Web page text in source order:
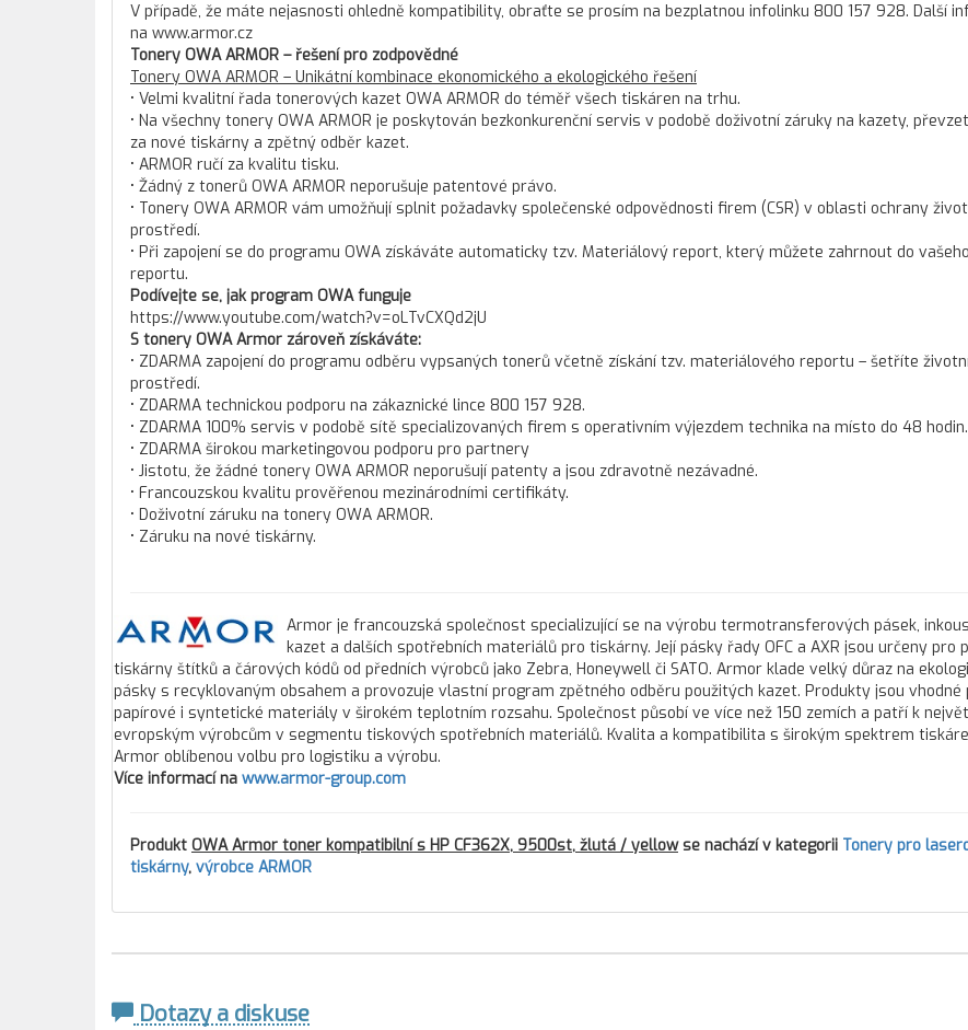
V případě, že máte nejasnosti ohledně kompatibility, obraťte se prosím na bezplatnou infolinku 800 157 928. Další
na www.armor.cz
Tonery OWA ARMOR – řešení pro zodpovědné
Tonery OWA ARMOR – Unikátní kombinace ekonomického a ekologického řešení
• Velmi kvalitní řada tonerových kazet OWA ARMOR do téměř všech tiskáren na trhu.
• Na všechny tonery OWA ARMOR je poskytován bezkonkurenční servis v podobě doživotní záruky na kazety,
za nové tiskárny a zpětný odběr kazet.
• ARMOR ručí za kvalitu tisku.
• Žádný z tonerů OWA ARMOR neporušuje patentové právo.
• Tonery OWA ARMOR vám umožňují splnit požadavky společenské odpovědnosti firem (CSR) v oblasti ochrany
prostředí.
• Při zapojení se do programu OWA získáváte automaticky tzv. Materiálový report, který můžete zahrnout do vašeho
reportu.
Podívejte se, jak program OWA funguje
https://www.youtube.com/watch?v=oLTvCXQd2jU
S tonery OWA Armor zároveň získáváte:
• ZDARMA zapojení do programu odběru vypsaných tonerů včetně získání tzv. materiálového reportu – šetříte
prostředí.
• ZDARMA technickou podporu na zákaznické lince 800 157 928.
• ZDARMA 100% servis v podobě sítě specializovaných firem s operativním výjezdem technika na místo do 48 hodin.
• ZDARMA širokou marketingovou podporu pro partnery
• Jistotu, že žádné tonery OWA ARMOR neporušují patenty a jsou zdravotně nezávadné.
• Francouzskou kvalitu prověřenou mezinárodními certifikáty.
• Doživotní záruku na tonery OWA ARMOR.
• Záruku na nové tiskárny.
Armor je francouzská společnost specializující se na výrobu termotransferových pásek,
kazet a dalších spotřebních materiálů pro tiskárny. Její pásky řady OFC a AXR jsou určeny pro
tiskárny štítků a čárových kódů od předních výrobců jako Zebra, Honeywell či SATO. Armor klade velký důraz na
pásky s recyklovaným obsahem a provozuje vlastní program zpětného odběru použitých kazet. Produkty jsou vhodné
papírové i syntetické materiály v širokém teplotním rozsahu. Společnost působí ve více než 150 zemích a patří k
evropským výrobcům v segmentu tiskových spotřebních materiálů. Kvalita a kompatibilita s širokým spektrem
Armor oblíbenou volbu pro logistiku a výrobu.
Více informací na www.armor-group.com
Produkt OWA Armor toner kompatibilní s HP CF362X, 9500st, žlutá / yellowse nachází v kategorii Tonery pro
tiskárny, výrobce ARMOR
Dotazy a diskuse